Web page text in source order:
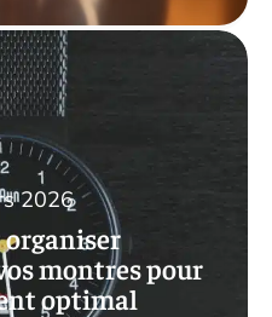
montres pour
optimal
2026